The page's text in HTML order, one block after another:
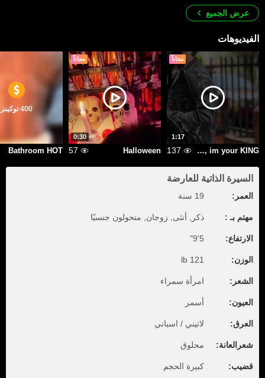
عرض الجميع
الفيديوهات
مجاناً
1:17
My name is Draven, im your KING
137
مجاناً
0:30
Halloween
57
400 توكينز
Bathroom HOT
السيرة الذاتية للعارضة
العمر: 19 سنة
مهتم بـ : ذكر, أنثى, زوجان, متحولون جنسيًا
الارتفاع: 5'9"
الوزن: 121 lb
الشعر: امرأة سمراء
العيون: أسمر
العرق: لاتيني / اسباني
شعرالعانة: محلوق
قضيب: كبيرة الحجم